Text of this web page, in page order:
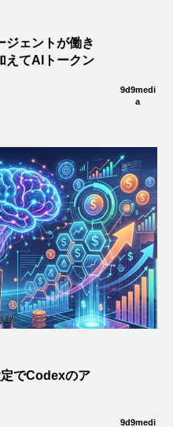
ジェントが働き
えてAIトークン
9d9medi
a
でCodexのア
9d9medi